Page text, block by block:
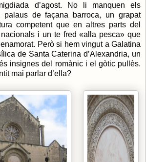
d’agost. No li manquen els
palaus de façana barroca, un grapat
competent que en altres parts del
i un te fred «alla pesca» que
Però si hem vingut a Galatina
de Santa Caterina d’Alexandria, un
insignes del romànic i el gòtic pullès.
mai parlar d’ella?